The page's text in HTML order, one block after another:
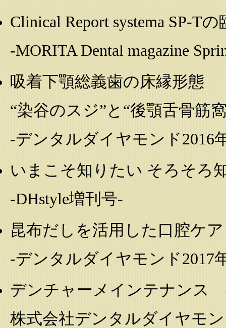
Clinical Report systema SP-T
-MORITA Dental magazine
吸着下顎総義歯の床縁形態
“染谷のスジ”と“後顎舌骨筋
-デンタルダイヤモンド2016
いまこそ知りたい そろそろ
-DHstyle増刊号-
昆布だしを活用した口腔ケア
-デンタルダイヤモンド2017
デンチャーメインテナンス
株式会社デンタルダイヤモ